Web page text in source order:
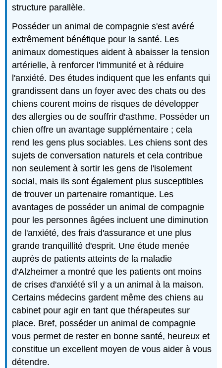
structure parallèle.
Posséder un animal de compagnie s'est avéré
extrêmement bénéfique pour la santé. Les
animaux domestiques aident à abaisser la tension
artérielle, à renforcer l'immunité et à réduire
l'anxiété. Des études indiquent que les enfants qui
grandissent dans un foyer avec des chats ou des
chiens courent moins de risques de développer
des allergies ou de souffrir d'asthme. Posséder un
chien offre un avantage supplémentaire ; cela
rend les gens plus sociables. Les chiens sont des
sujets de conversation naturels et cela contribue
non seulement à sortir les gens de l'isolement
social, mais ils sont également plus susceptibles
de trouver un partenaire romantique. Les
avantages de posséder un animal de compagnie
pour les personnes âgées incluent une diminution
de l'anxiété, des frais d'assurance et une plus
grande tranquillité d'esprit. Une étude menée
auprès de patients atteints de la maladie
d'Alzheimer a montré que les patients ont moins
de crises d'anxiété s'il y a un animal à la maison.
Certains médecins gardent même des chiens au
cabinet pour agir en tant que thérapeutes sur
place. Bref, posséder un animal de compagnie
vous permet de rester en bonne santé, heureux et
constitue un excellent moyen de vous aider à vous
détendre.